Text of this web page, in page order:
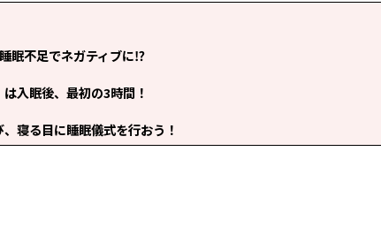
眠不足でネガティブに⁉
入眠後、最初の3時間！
寝る目に睡眠儀式を行おう！